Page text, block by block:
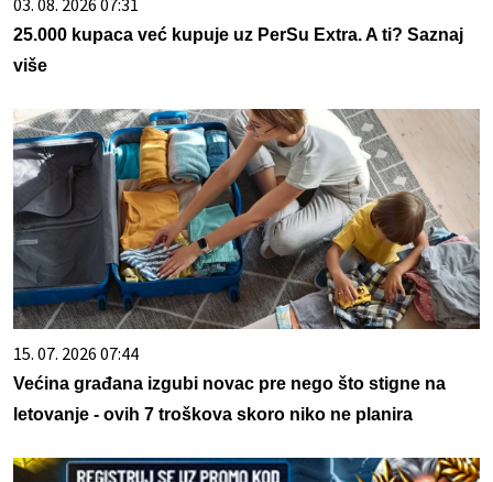
03. 08. 2026 07:31
25.000 kupaca već kupuje uz PerSu Extra. A ti? Saznaj
više
15. 07. 2026 07:44
Većina građana izgubi novac pre nego što stigne na
letovanje - ovih 7 troškova skoro niko ne planira